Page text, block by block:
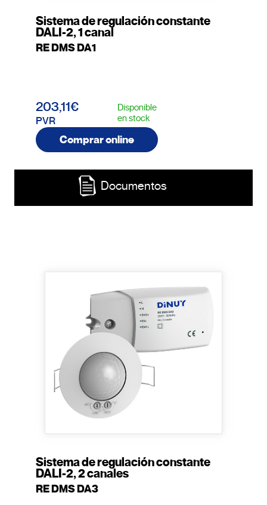
Sistema de regulación constante
DALI-2, 1 canal
RE DMS DA1
203,11€
PVR
Disponible
en stock
Comprar online
Documentos
Sistema de regulación constante
DALI-2, 2 canales
RE DMS DA3